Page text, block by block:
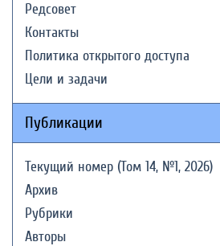
Редсовет
Контакты
Политика открытого доступа
Цели и задачи
Публикации
Текущий номер (Том 14, №1, 2026)
Архив
Рубрики
Авторы